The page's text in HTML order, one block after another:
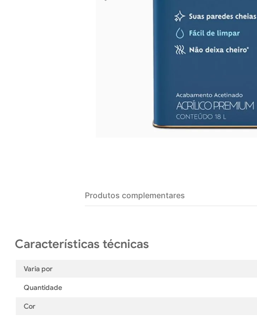
Produtos complementares
Varia por
Quantidade
Cor